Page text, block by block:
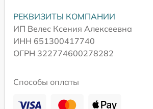
РЕКВИЗИТЫ КОМПАНИИ
ИП Велес Ксения Алексеевна
ИНН 651300417740
ОГРН 322774600278282
Способы оплаты